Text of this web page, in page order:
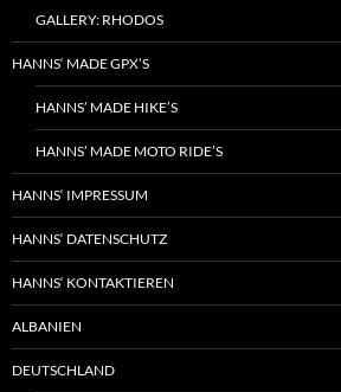
GALLERY: RHODOS
HANNS‘ MADE GPX’S
HANNS’ MADE HIKE’S
HANNS’ MADE MOTO RIDE’S
HANNS‘ IMPRESSUM
HANNS‘ DATENSCHUTZ
HANNS‘ KONTAKTIEREN
ALBANIEN
DEUTSCHLAND